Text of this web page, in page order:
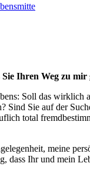
Ihren Weg zu mir
Soll das wirklich
Sind Sie auf der
total
meine
dass Ihr und mein